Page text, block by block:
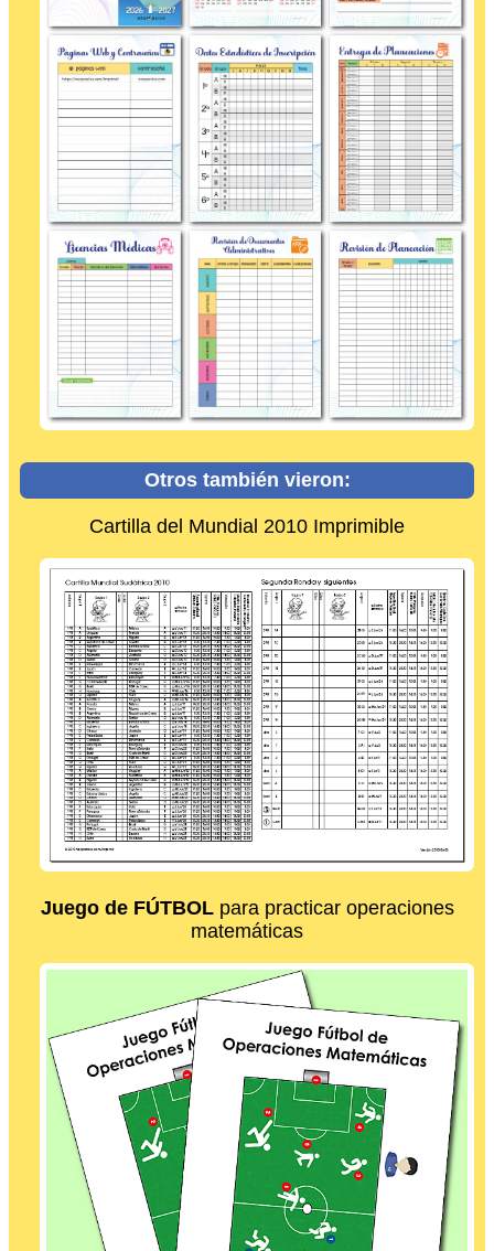
Otros también vieron:
Cartilla del Mundial 2010 Imprimible
Juego de FÚTBOLpara practicar operaciones
matemáticas